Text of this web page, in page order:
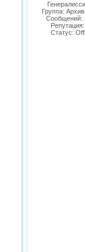
Группа:
Сообщений:
Репутация:
Статус: